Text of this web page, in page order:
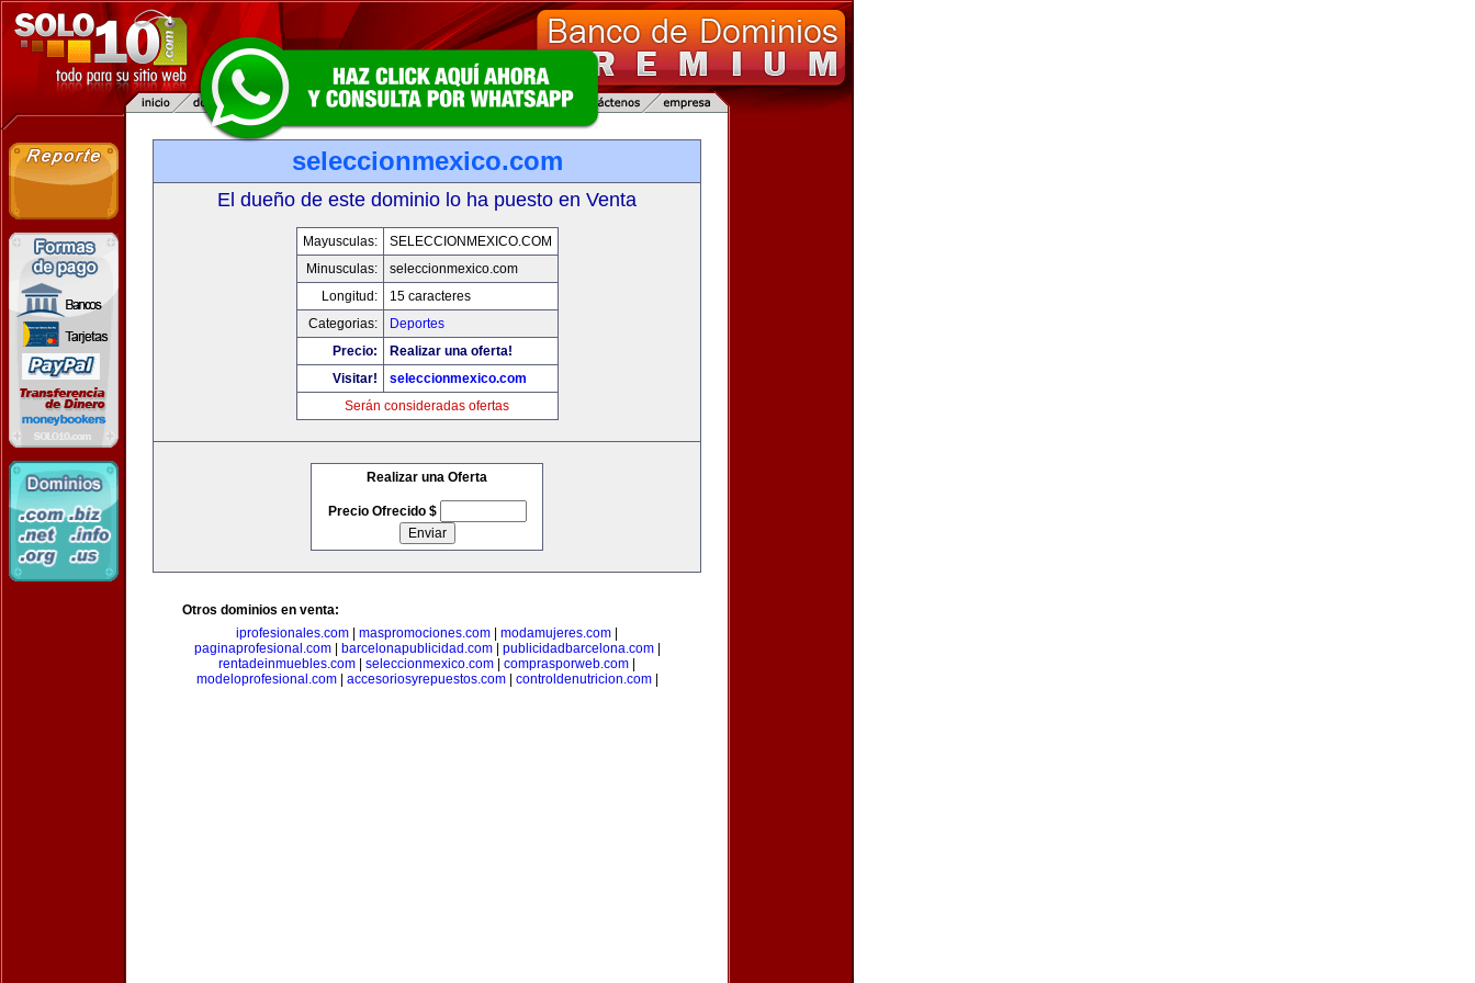
seleccionmexico.com
El dueño de este dominio lo ha puesto en Venta
Mayusculas:
SELECCIONMEXICO.COM
Minusculas:
seleccionmexico.com
Longitud:
15 caracteres
Categorias:
Deportes
Precio:
Realizar una oferta!
Visitar!
seleccionmexico.com
Serán consideradas ofertas
Realizar una Oferta
Precio Ofrecido $
Otros dominios en venta:
iprofesionales.com
maspromociones.com modamujeres.com
paginaprofesional.com| barcelonapublicidad.com| publicidadbarcelona.com|
rentadeinmuebles.com
seleccionmexico.com comprasporweb.com
modeloprofesional.com| accesoriosyrepuestos.com| controldenutricion.com|